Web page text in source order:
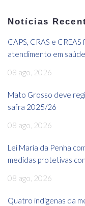
Notícias
CAPS, CRAS e
atendimento em
08 ago, 2026
Mato Grosso deve
safra 2025/26
08 ago, 2026
Lei Maria da Penha
medidas protetivas
08 ago, 2026
Quatro indígenas da